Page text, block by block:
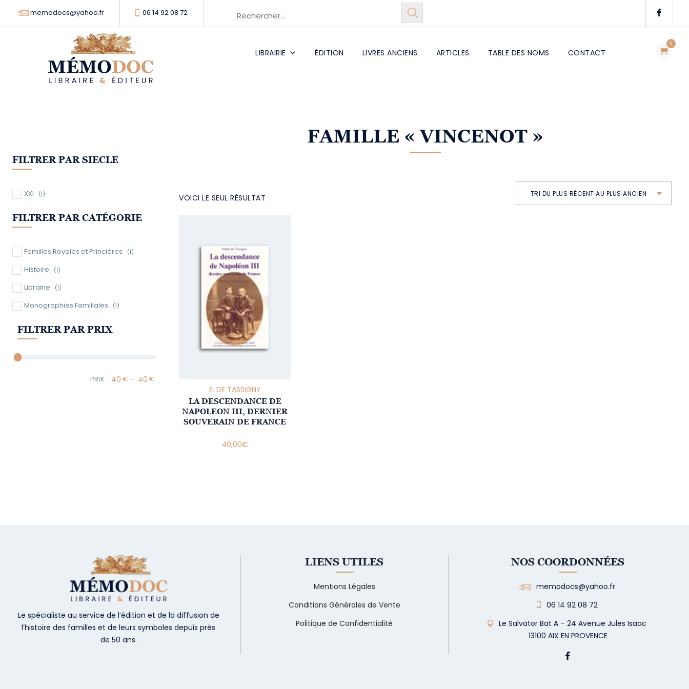
memodocs@yahoo.fr 06 14 92 08 72
0
LIBRAIRIE ÉDITION LIVRES ANCIENS ARTICLES TABLE DES NOMS CONTACT
FAMILLE « VINCENOT »
VOICI LE SEUL RÉSULTAT TRI DU PLUS RÉCENT AU PLUS ANCIEN
E. DE TASSIGNY
LA DESCENDANCE DE
NAPOLEON III, DERNIER
SOUVERAIN DE FRANCE
40,00€
FILTRER PAR SIECLE
XXI (1)
FILTRER PAR CATÉGORIE
Familles Royales et Princières (1)
Histoire (1)
Librairie (1)
Monographies Familiales (1)
FILTRER PAR PRIX
Minimum Price
–
Maximum Price
Le spécialiste au service de l’édition et de la diffusion de
l’histoire des familles et de leurs symboles depuis près
de 50 ans.
LIENS UTILES
Mentions Légales
Conditions Générales de Vente
Politique de Confidentialité
NOS COORDONNÉES
memodocs@yahoo.fr
06 14 92 08 72
Le Salvator Bat A – 24 Avenue Jules Isaac
13100 AIX EN PROVENCE